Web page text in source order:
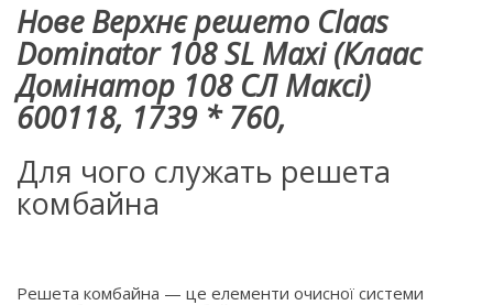
Нове Верхнє решето Claas
Dominator 108 SL Maxi (Клаас
Домінатор 108 СЛ Максі)
600118, 1739 * 760,
Для чого служать решета
комбайна
Решета комбайна — це елементи очисної системи